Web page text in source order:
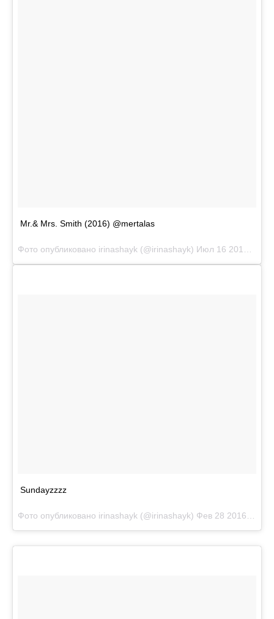
Mr.& Mrs. Smith (2016) @mertalas
Фото опубликовано irinashayk (@irinashayk) Июл 16 2016 в 2:24 PDT
Sundayzzzz
Фото опубликовано irinashayk (@irinashayk) Фев 28 2016 в 1:36 PST